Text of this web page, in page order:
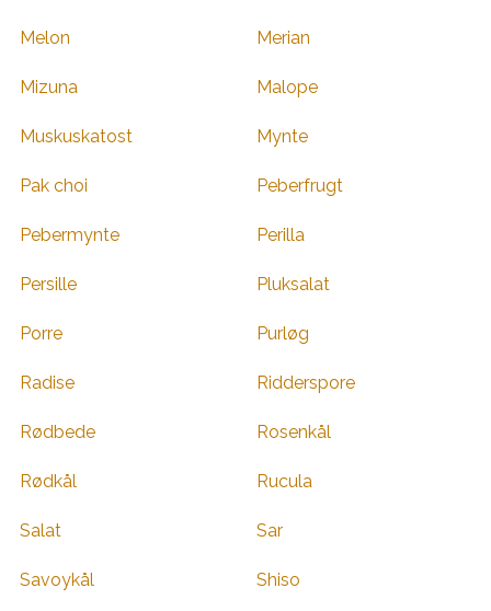
Melon Merian
Mizuna Malope
Muskuskatost Mynte
Pak choi Peberfrugt
Pebermynte Perilla
Persille Pluksalat
Porre Purløg
Radise Ridderspore
Rødbede Rosenkål
Rødkål Rucula
Salat Sar
Savoykål Shiso